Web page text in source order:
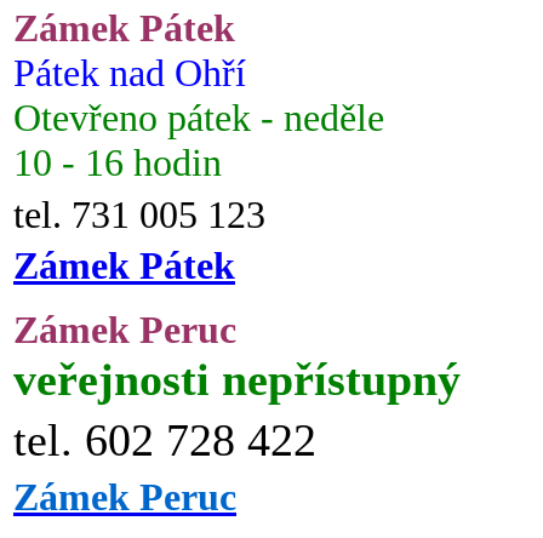
Zámek Pátek
Pátek nad Ohří
Otevřeno pátek - neděle
10 - 16 hodin
tel. 731 005 123
Zámek Pátek
Zámek Peruc
veřejnosti nepřístupný
tel. 602 728 422
Zámek Peruc